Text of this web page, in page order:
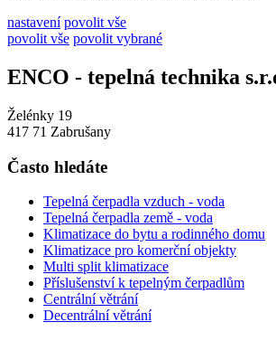
nastavení povolit vše
povolit vše povolit vybrané
ENCO - tepelná technika
Želénky 19
417 71 Zabrušany
Často hledáte
Tepelná čerpadla vzduch - voda
Tepelná čerpadla země - voda
Klimatizace do bytu a rodinného domu
Klimatizace pro komerční objekty
Multi split klimatizace
Příslušenství k tepelným čerpadlům
Centrální větrání
Decentrální větrání